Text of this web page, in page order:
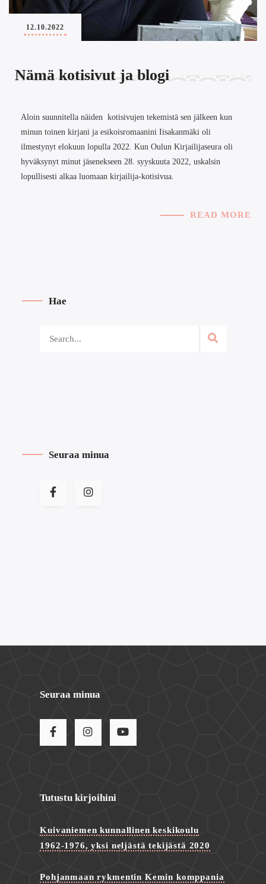
12.10.2022
Nämä kotisivut ja blogi
Aloin suunnitella näiden kotisivujen tekemistä sen jälkeen kun
minun toinen kirjani ja esikoisromaanini Iisakanmäki oli
ilmestynyt elokuun lopulla 2022. Kun Oulun Kirjailijaseura oli
hyväksynyt minut jäsenekseen 28. syyskuuta 2022, uskalsin
lopullisesti alkaa luomaan kirjailija-kotisivua.
READ MORE
Hae
Seuraa minua
Seuraa minua
Tutustu kirjoihini
Kuivaniemen kunnallinen keskikoulu
1962-1976, yksi neljästä tekijästä 2020
Pohjanmaan rykmentin Kemin komppania